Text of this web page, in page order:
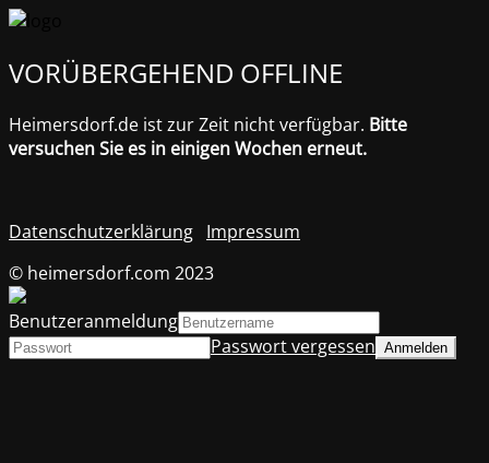
VORÜBERGEHEND OFFLINE
Heimersdorf.de ist zur Zeit nicht verfügbar. Bitte
versuchen Sie es in einigen Wochen erneut.
Datenschutzerklärung Impressum
© heimersdorf.com 2023
Benutzeranmeldung
Passwort vergessen